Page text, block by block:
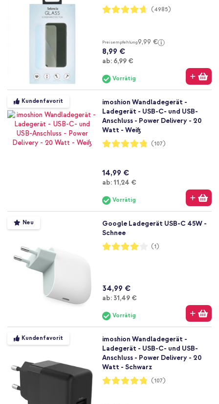
Bewertung:
93%
(4985)
Preisempfehlung9,99 €
8,99 €
ab: Ab
6,99 €
Vorrätig
Kundenfavorit
imoshion Wandladegerät -
Ladegerät - USB-C- und USB-
Anschluss - Power Delivery - 20
Watt - Weiß
Bewertung:
96%
(107)
14,99 €
ab: Ab
11,24 €
Vorrätig
Neu
Google Ladegerät USB-C 45W -
Schnee
Bewertung:
80%
(1)
34,99 €
ab: Ab
31,49 €
Vorrätig
Kundenfavorit
imoshion Wandladegerät -
Ladegerät - USB-C- und USB-
Anschluss - Power Delivery - 20
Watt - Schwarz
Bewertung:
96%
(107)